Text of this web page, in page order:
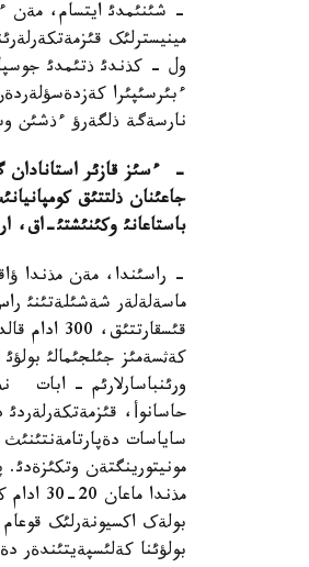
- شئنئمدئ ايتسام، مةن
مينيسترلئک
ول - کذندئ ذتئمدئ
ءبئرسئپئرا
نارسةگة ذلگةرؤ ءذشئن
-
ءسئز قازئر
جاعئنان ذلتتئق
باستاعانئ وکئنئشتئ-اق،
کةثسةمئز جئلجئمالئ
ورئنباسارلارئم - ابات
حاسانوأ،
ساياسات
مونيتورينگتةن
بولةک اکسيونةرلئک
بولؤئنا کةلئسپةيتئندةر